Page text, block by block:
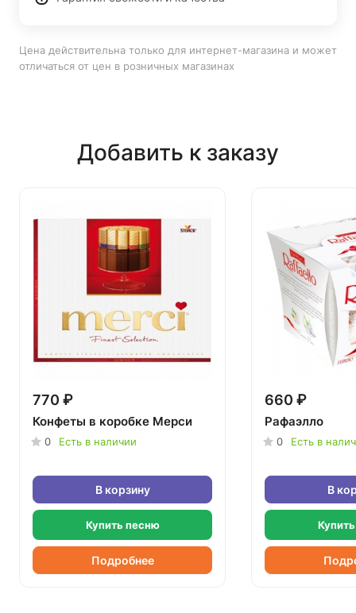
Цена действительна только для интернет-магазина и может
отличаться от цен в розничных магазинах
Добавить к заказу
770 ₽
Конфеты в коробке Мерси
0 Есть в наличии
В корзину
Купить песню
Подробнее
660 ₽
Рафаэлло
0 Есть в
В